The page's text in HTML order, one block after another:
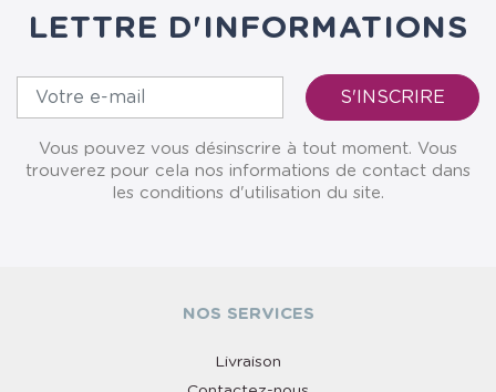
LETTRE D'INFORMATIONS
Vous pouvez vous désinscrire à tout moment. Vous
trouverez pour cela nos informations de contact dans
les conditions d'utilisation du site.
NOS SERVICES
Livraison